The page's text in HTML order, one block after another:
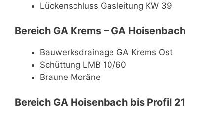
Lückenschluss Gasleitung KW 39
Bereich GA Krems – GA Hoisenbach
Bauwerksdrainage GA Krems Ost
Schüttung LMB 10/60
Braune Moräne
Bereich GA Hoisenbach bis Profil 21